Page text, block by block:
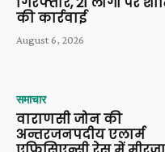
की कार्रवाई
August 6, 2026
समाचार
वाराणसी जोन की
अन्तरजनपदीय एलार्म